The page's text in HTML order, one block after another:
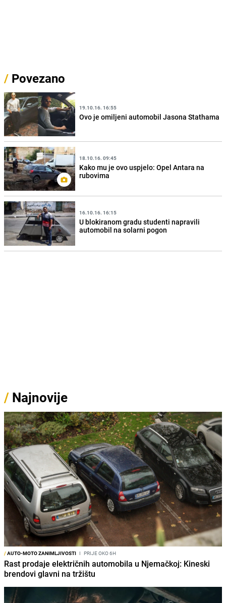
/ Povezano
19.10.16. 16:55
Ovo je omiljeni automobil Jasona Stathama
18.10.16. 09:45
Kako mu je ovo uspjelo: Opel Antara na
rubovima
16.10.16. 16:15
U blokiranom gradu studenti napravili
automobil na solarni pogon
/ Najnovije
/AUTO-MOTO ZANIMLJIVOSTI I PRIJE OKO 6H
Rast prodaje električnih automobila u Njemačkoj: Kineski
brendovi glavni na tržištu